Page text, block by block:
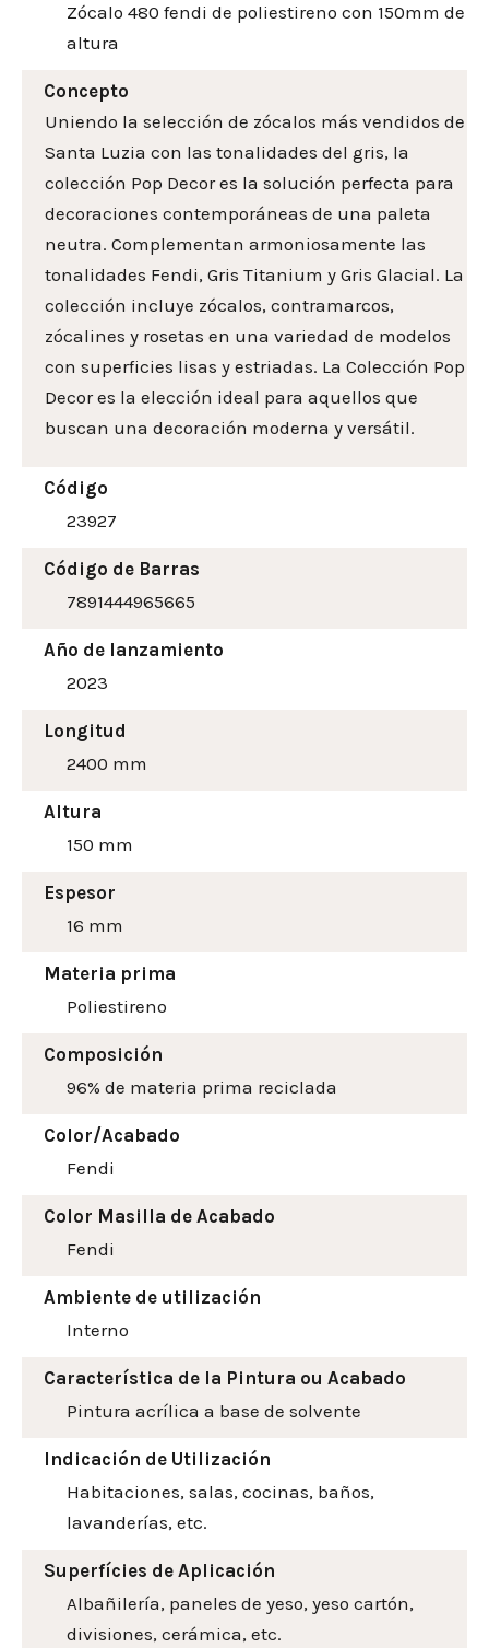
Zócalo 480 fendi de poliestireno con 150mm de
altura
Concepto
Uniendo la selección de zócalos más vendidos de
Santa Luzia con las tonalidades del gris, la
colección Pop Decor es la solución perfecta para
decoraciones contemporáneas de una paleta
neutra. Complementan armoniosamente las
tonalidades Fendi, Gris Titanium y Gris Glacial. La
colección incluye zócalos, contramarcos,
zócalines y rosetas en una variedad de modelos
con superficies lisas y estriadas. La Colección Pop
Decor es la elección ideal para aquellos que
buscan una decoración moderna y versátil.
Código
23927
Código de Barras
7891444965665
Año de lanzamiento
2023
Longitud
2400 mm
Altura
150 mm
Espesor
16 mm
Materia prima
Poliestireno
Composición
96% de materia prima reciclada
Color/Acabado
Fendi
Color Masilla de Acabado
Fendi
Ambiente de utilización
Interno
Característica de la Pintura ou Acabado
Pintura acrílica a base de solvente
Indicación de Utilización
Habitaciones, salas, cocinas, baños,
lavanderías, etc.
Superfícies de Aplicación
Albañilería, paneles de yeso, yeso cartón,
divisiones, cerámica, etc.